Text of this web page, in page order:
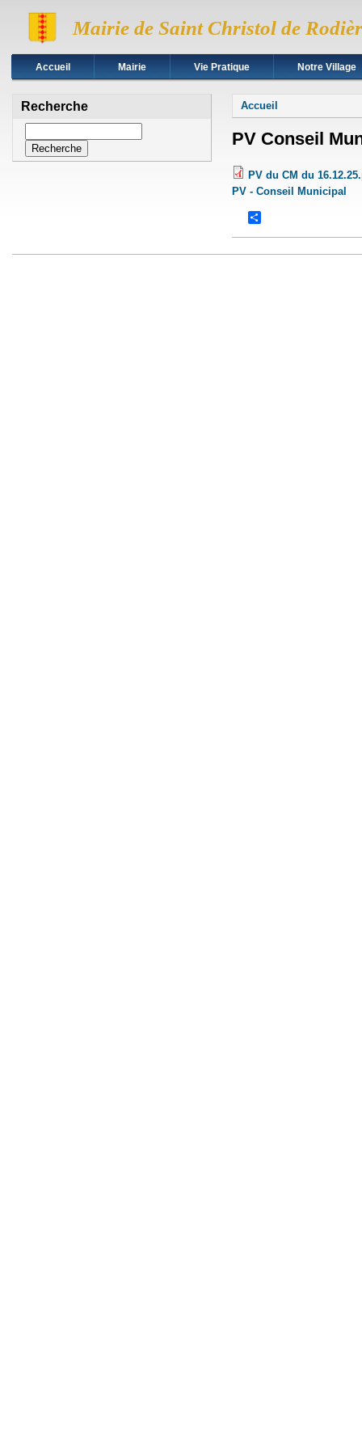
Mairie de Saint Christol de
Accueil Mairie Vie Pratique Notre Village
Recherche Vous êtes ici
Accueil
PV Conseil
PV du CM du
PV - Conseil Municipal